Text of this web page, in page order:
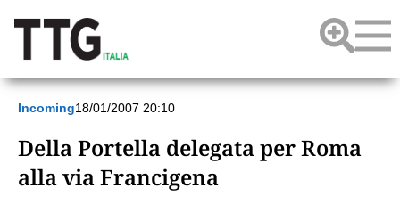
Incoming18/01/2007 20:10
Della Portella delegata per Roma
alla via Francigena